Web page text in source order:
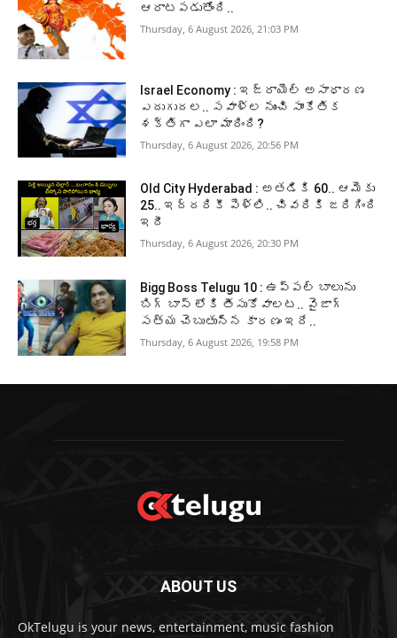
ఆరాటపడుతోంది..
Thursday, 6 August 2026, 21:03 PM
Israel Economy : ఇజ్రాయెల్‌ అసాధారణ
ఎదుగుదల.. సవాళ్ల నుంచి సాంకేతిక
శక్తిగా ఎలా మారింది?
Thursday, 6 August 2026, 20:56 PM
Old City Hyderabad : అతడికి 60.. ఆమెకు
25.. ఇద్దరికీ పెళ్లి.. చివరికి జరిగింది
ఇదీ
Thursday, 6 August 2026, 20:30 PM
Bigg Boss Telugu 10 : ఉప్పల్ బాలును
బిగ్ బాస్ లోకి తీసుకోవాలట.. వైజాగ్
సత్య చెబుతున్న కారణం ఇదే..
Thursday, 6 August 2026, 19:58 PM
ABOUT US
OkTelugu is your news, entertainment, music fashion